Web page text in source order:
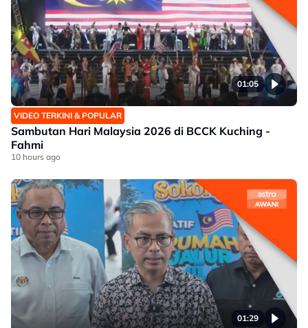
01:05
VIDEO TERKINI & POPULAR
Sambutan Hari Malaysia 2026 di BCCK Kuching -
Fahmi
10 hours ago
01:29